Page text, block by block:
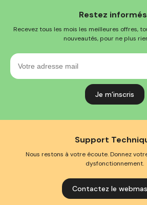
Restez
Recevez tous les mois les meilleures offres,
nouveautés, pour ne plus
Votre
adresse
mail
Support
Nous restons à votre écoute. Donnez
dysfonctionnement.
Contactez le